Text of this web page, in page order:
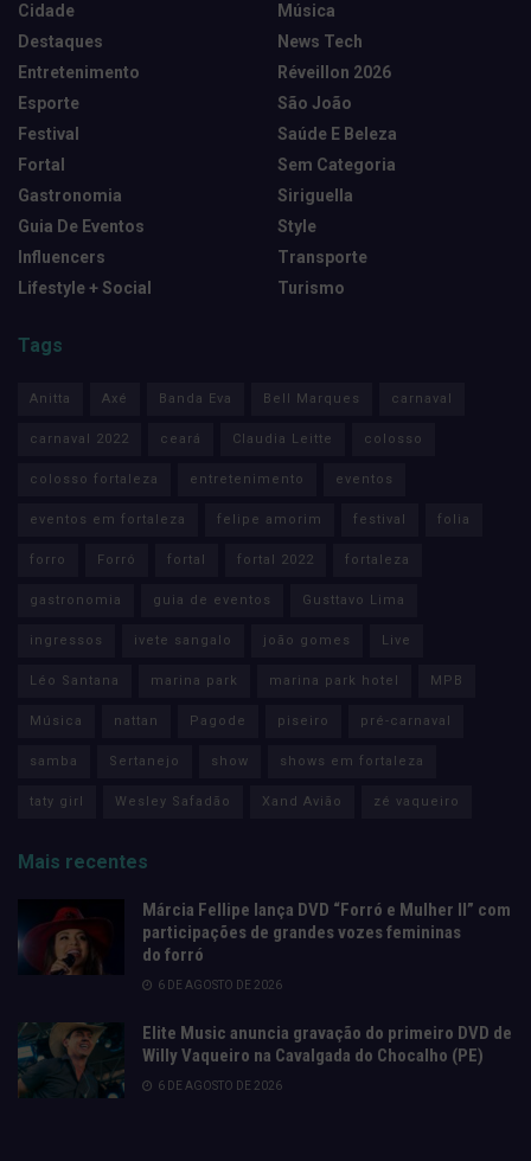
Cidade
Destaques
Entretenimento
Esporte
Festival
Fortal
Gastronomia
Guia De Eventos
Influencers
Lifestyle + Social
Música
News Tech
Réveillon 2026
São João
Saúde E Beleza
Sem Categoria
Siriguella
Style
Transporte
Turismo
Tags
Anitta Axé Banda Eva Bell Marques carnaval
carnaval 2022 ceará Claudia Leitte colosso
colosso fortaleza entretenimento eventos
eventos em fortaleza felipe amorim festival folia
forro Forró fortal fortal 2022 fortaleza
gastronomia guia de eventos Gusttavo Lima
ingressos ivete sangalo joão gomes Live
Léo Santana marina park marina park hotel MPB
Música nattan Pagode piseiro pré-carnaval
samba Sertanejo show shows em fortaleza
taty girl Wesley Safadão Xand Avião zé vaqueiro
Mais recentes
Márcia Fellipe lança DVD “Forró e Mulher II” com
participações de grandes vozes femininas
do forró
6 DE AGOSTO DE 2026
Elite Music anuncia gravação do primeiro DVD de
Willy Vaqueiro na Cavalgada do Chocalho (PE)
6 DE AGOSTO DE 2026